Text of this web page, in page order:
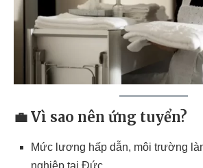
💼 Vì sao nên ứng tuyển?
Mức lương hấp dẫn, môi trường
nghiệp tại Đức